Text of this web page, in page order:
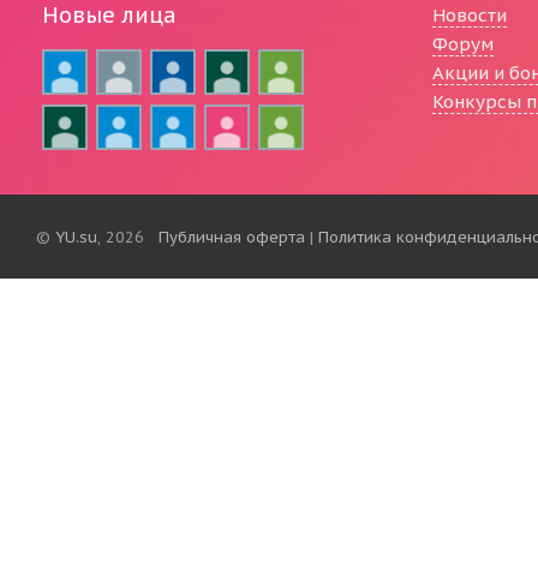
Новые лица
Новости
Форум
Акции и
Конкурсы
© YU.su, 2026 Публичная оферта | Политика